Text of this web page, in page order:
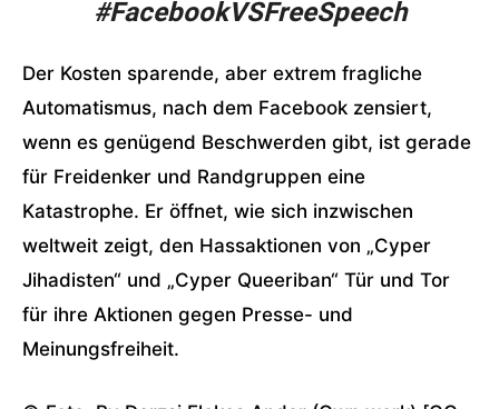
#FacebookVSFreeSpeech
Der Kosten sparende, aber extrem fragliche
Automatismus, nach dem Facebook zensiert,
wenn es genügend Beschwerden gibt, ist gerade
für Freidenker und Randgruppen eine
Katastrophe. Er öffnet, wie sich inzwischen
weltweit zeigt, den Hassaktionen von „Cyper
Jihadisten“ und „Cyper Queeriban“ Tür und Tor
für ihre Aktionen gegen Presse- und
Meinungsfreiheit.